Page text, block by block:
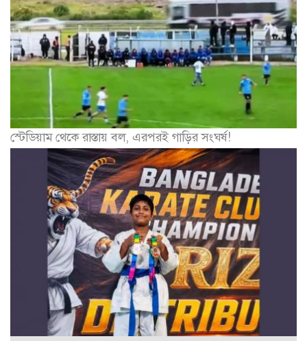
স্টেডিয়াম থেকে রাস্তায় বল, এরপরই গাড়ির সংঘর্ষ!